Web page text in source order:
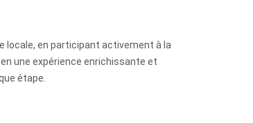
locale, en participant activement à la
une expérience enrichissante et
étape.